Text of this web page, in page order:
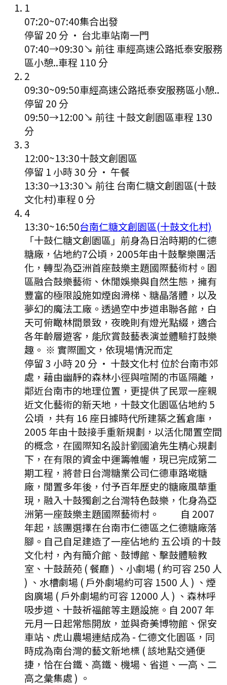
1
07:20~07:40集合出發
停留 20 分 · 台北車站南一門
07:40→09:30↘ 前往 車經高速公路抵泰安服務
區小憩..車程 110 分
2
09:30~09:50車經高速公路抵泰安服務區小憩..
停留 20 分
09:50→12:00↘ 前往 十鼓文創園區車程 130
分
3
12:00~13:30十鼓文創園區
停留 1 小時 30 分 · 午餐
13:30→13:30↘ 前往 台南仁糖文創園區(十鼓
文化村)車程 0 分
4
13:30~16:50台南仁糖文創園區(十鼓文化村)
「十鼓仁糖文創園區」前身為日治時期的仁德
糖廠，佔地約7公頃，2005年由十鼓擊樂團活
化，轉型為亞洲首座鼓樂主題國際藝術村。園
區融合鼓樂藝術、休閒娛樂與自然生態，擁有
豐富的極限設施如煙囪滑梯、糖晶落體，以及
夢幻的魔法工廠。透過空中步道串聯各館，白
天可俯瞰林間景致，夜晚則有燈光點綴，適合
各年齡層遊客，能欣賞鼓藝表演並體驗打鼓樂
趣。 ※ 實際圖文，依現場情況而定
停留 3 小時 20 分 · 十鼓文化村 位於台南市郊
處，藉由幽靜的森林小徑與喧鬧的市區隔離，
鄰近台南市的地理位置，更提供了民眾一座親
近文化藝術的新天地，十鼓文化園區佔地約 5
公頃 ，共有 16 座日據時代所建築之舊倉庫，
2005 年由十鼓接手重新規劃，以活化閒置空間
的概念，在國際知名設計劉國滄先生精心規劃
下，在有限的資金中運籌帷幄，現已完成第二
期工程，將昔日台灣糖業公司仁德車路墘糖
廠，閒置多年後，付予百年歷史的糖廠風華重
現，融入十鼓獨創之台灣特色鼓樂，化身為亞
洲第一座鼓樂主題國際藝術村。 自 2007
年起，該團選擇在台南市仁德區之仁德糖廠落
腳。自己自足建造了一座佔地約 五公頃 的十鼓
文化村，內有簡介館、鼓博館、擊鼓體驗教
室、十鼓蔬苑 ( 餐廳 ) 、小劇場 ( 約可容 250 人
) 、水槽劇場 ( 戶外劇場約可容 1500 人 ) 、煙
囪廣場 ( 戶外劇場約可容 12000 人 ) 、森林呼
吸步道、十鼓祈福館等主題設施。自 2007 年
元月一日起常態開放，並與奇美博物館、保安
車站、虎山農場連結成為 - 仁德文化園區，同
時成為南台灣的藝文新地標 ( 該地點交通便
捷，恰在台鐵、高鐵、機場、省道、一高、二
高之彙集處 ) 。